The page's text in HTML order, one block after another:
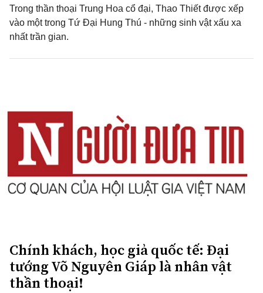
Trong thần thoại Trung Hoa cổ đại, Thao Thiết được xếp
vào một trong Tứ Đại Hung Thú - những sinh vật xấu xa
nhất trần gian.
Chính khách, học giả quốc tế: Đại
tướng Võ Nguyên Giáp là nhân vật
thần thoại!